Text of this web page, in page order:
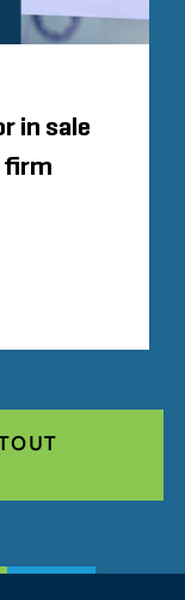
in sale
firm